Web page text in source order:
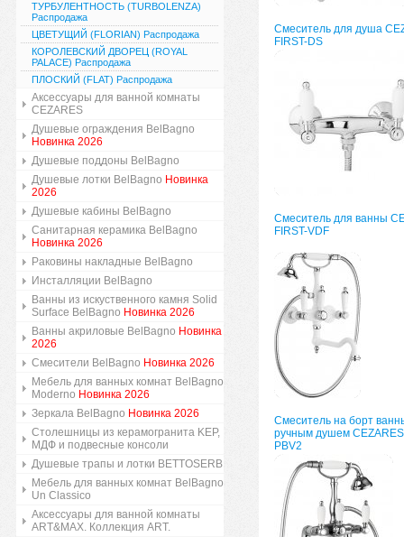
ТУРБУЛЕНТНОСТЬ (TURBOLENZA)
Распродажа
ЦВЕТУЩИЙ (FLORIAN) Распродажа
КОРОЛЕВСКИЙ ДВОРЕЦ (ROYAL
PALACE) Распродажа
ПЛОСКИЙ (FLAT) Распродажа
Аксессуары для ванной комнаты
CEZARES
Душевые ограждения BelBagno
Новинка 2026
Душевые поддоны BelBagno
Душевые лотки BelBagno Новинка
2026
Душевые кабины BelBagno
Санитарная керамика BelBagno
Новинка 2026
Раковины накладные BelBagno
Инсталляции BelBagno
Ванны из искуственного камня Solid
Surface BelBagno Новинка 2026
Ванны акриловые BelBagno Новинка
2026
Смесители BelBagno Новинка 2026
Мебель для ванных комнат BelBagno
Moderno Новинка 2026
Зеркала BelBagno Новинка 2026
Столешницы из керамогранита KEP,
МДФ и подвесные консоли
Душевые трапы и лотки BETTOSERB
Мебель для ванных комнат BelBagno
Un Classico
Аксессуары для ванной комнаты
ART&MAX. Коллекция ART.
Смеситель для душа
FIRST-DS
Смеситель для ванны
FIRST-VDF
Смеситель на борт
ручным душем CEZARES
PBV2